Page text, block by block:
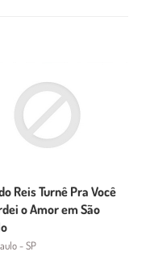
Reis Turnê Pra Você
o Amor em São
- SP